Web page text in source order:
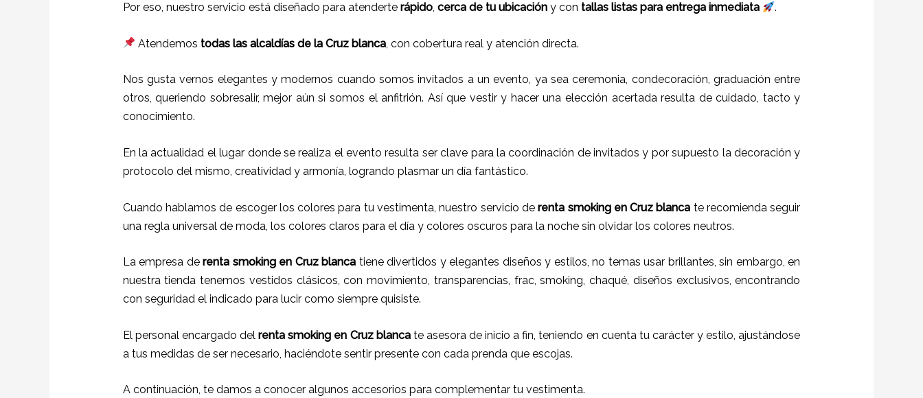
Por eso, nuestro servicio está diseñado para atenderte rápido, cerca de tu ubicacióny con tallas listas para entrega inmediata .
Atendemos todas las alcaldías de la Cruz blanca, con cobertura real y atención directa.
Nos gusta vernos elegantes y modernos cuando somos invitados a un evento, ya sea ceremonia, condecoración, graduación entre
otros, queriendo sobresalir, mejor aún si somos el anfitrión. Así que vestir y hacer una elección acertada resulta de cuidado, tacto y
conocimiento.
En la actualidad el lugar donde se realiza el evento resulta ser clave para la coordinación de invitados y por supuesto la decoración y
protocolo del mismo, creatividad y armonía, logrando plasmar un día fantástico.
Cuando hablamos de escoger los colores para tu vestimenta, nuestro servicio derenta smoking en Cruz blanca te recomienda seguir
una regla universal de moda, los colores claros para el día y colores oscuros para la noche sin olvidar los colores neutros.
La empresa derenta smoking en Cruz blanca tiene divertidos y elegantes diseños y estilos, no temas usar brillantes, sin embargo, en
nuestra tienda tenemos vestidos clásicos, con movimiento, transparencias, frac, smoking, chaqué, diseños exclusivos, encontrando
con seguridad el indicado para lucir como siempre quisiste.
El personal encargado delrenta smoking en Cruz blanca te asesora de inicio a fin, teniendo en cuenta tu carácter y estilo, ajustándose
a tus medidas de ser necesario, haciéndote sentir presente con cada prenda que escojas.
A continuación, te damos a conocer algunos accesorios para complementar tu vestimenta.